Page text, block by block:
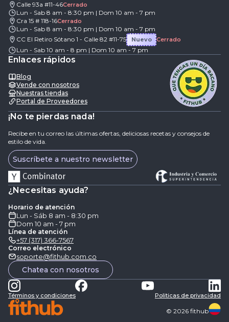
Calle 93a #11-46Cerrado
Lun - Sab 8 am - 8:30 pm | Dom 10 am - 7 pm
Cra 15 # 118-16Cerrado
Lun - Sab 8 am - 8:30 pm | Dom 10 am - 7 pm
CC El Retiro Sótano 1 - Calle 82 #11-75
Nuevo Cerrado
Lun - Sab 10 am - 8 pm | Dom 10 am - 7 pm
Enlaces rápidos
Blog
Vende con nosotros
Nuestras tiendas
Portal de Proveedores
¡No te pierdas nada!
Recibe en tu correo las últimas ofertas, deliciosas recetas y consejos de
estilo de vida.
Suscríbete a nuestro newsletter
¿Necesitas ayuda?
Horario de atención
Lun - Sáb 8 am - 8:30 pm
Dom 10 am - 7 pm
Línea de atención
+57 (317) 366-7567
Correo electrónico
soporte@fithub.com.co
Chatea con nosotros
Términos y condiciones Politicas de privacidad
© 2026 fithub